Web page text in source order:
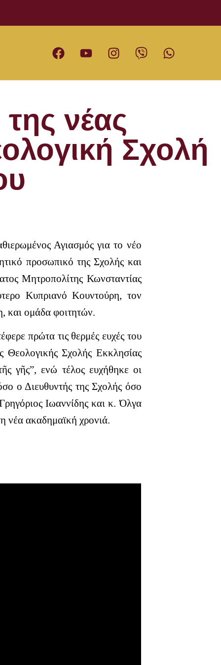
νέας
Σχολή
Αγιασμός για το νέο
προσωπικό της Σχολής και
Μητροπολίτης Κωνσταντίας
Κυπριανό Κουντούρη, τον
και ομάδα φοιτητών.
πρώτα τις θερμές ευχές του
Σχολής Εκκλησίας
γῆς”, ενώ τέλος ευχήθηκε οι
ο Διευθυντής της Σχολής όσο
Ιωαννίδης και κ. Όλγα
νέα ακαδημαϊκή χρονιά.